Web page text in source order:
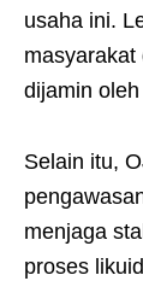
usaha ini.
dijamin
Selain itu,
menjaga
proses